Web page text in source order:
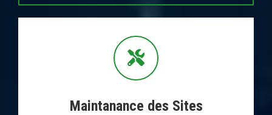
Maintanance des Sites